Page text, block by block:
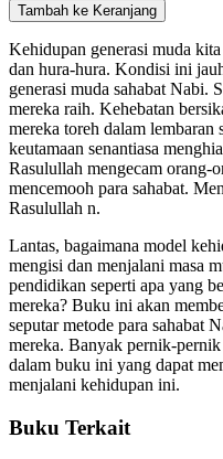
Tambah ke Keranjang
Kehidupan generasi muda
dan hura-hura. Kondisi ini
generasi muda sahabat Nabi.
mereka raih. Kehebatan
mereka toreh dalam lembaran
keutamaan senantiasa
Rasulullah mengecam orang-
mencemooh para sahabat.
Rasulullah n.
Lantas, bagaimana model
mengisi dan menjalani masa
pendidikan seperti apa yang
mereka? Buku ini akan
seputar metode para sahabat
mereka. Banyak pernik-
dalam buku ini yang dapat
menjalani kehidupan ini.
Buku Terkait